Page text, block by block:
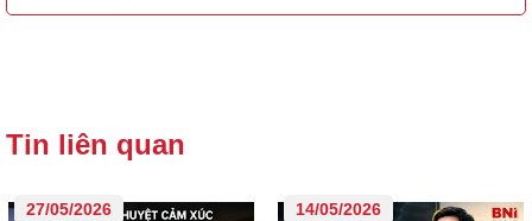
Tin liên quan
27/05/2026 14/05/2026